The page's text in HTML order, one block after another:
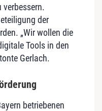
der
„Wir wollen die
Tools in den
Gerlach.
betriebenen